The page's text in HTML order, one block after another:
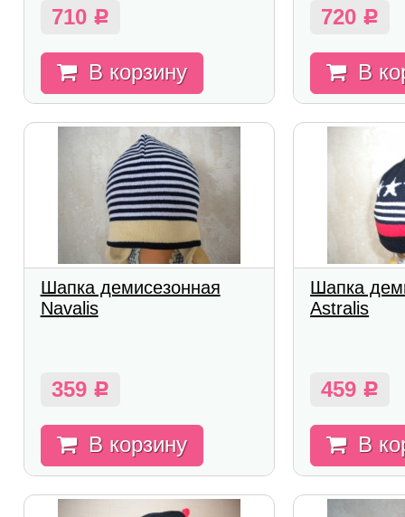
710 Р
В корзину
720 Р
В
Шапка демисезонная
Navalis
359 Р
В корзину
Шапка
Astralis
459 Р
В